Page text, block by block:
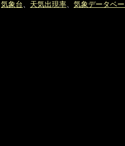
気象台、 天気出現率、 気象データベ